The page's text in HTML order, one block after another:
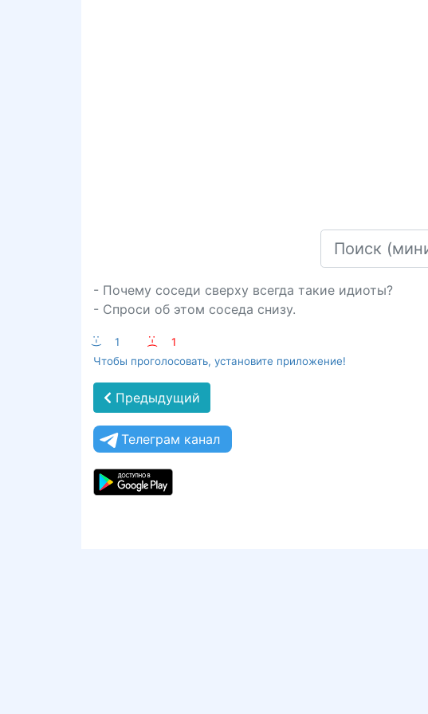
- Почему соседи сверху всегда такие идиоты?
- Спроси об этом соседа снизу.
:-) 1 :-(
1
Чтобы проголосовать, установите приложение!
Предыдущий
Телеграм канал